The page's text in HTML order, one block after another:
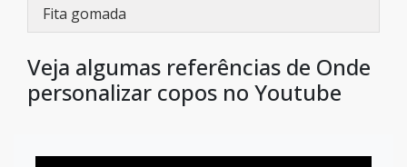
Fita gomada
Veja algumas referências de Onde
personalizar copos no Youtube